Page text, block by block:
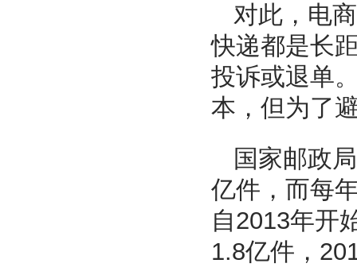
对此，电
快递都是长
投诉或退单
本，但为了
国家邮政
亿件，而每
自2013年开
1.8亿件，